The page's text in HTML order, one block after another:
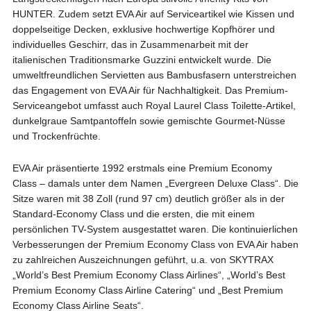
HUNTER. Zudem setzt EVA Air auf Serviceartikel wie Kissen und
doppelseitige Decken, exklusive hochwertige Kopfhörer und
individuelles Geschirr, das in Zusammenarbeit mit der
italienischen Traditionsmarke Guzzini entwickelt wurde. Die
umweltfreundlichen Servietten aus Bambusfasern unterstreichen
das Engagement von EVA Air für Nachhaltigkeit. Das Premium-
Serviceangebot umfasst auch Royal Laurel Class Toilette-Artikel,
dunkelgraue Samtpantoffeln sowie gemischte Gourmet-Nüsse
und Trockenfrüchte.
EVA Air präsentierte 1992 erstmals eine Premium Economy
Class – damals unter dem Namen „Evergreen Deluxe Class“. Die
Sitze waren mit 38 Zoll (rund 97 cm) deutlich größer als in der
Standard-Economy Class und die ersten, die mit einem
persönlichen TV-System ausgestattet waren. Die kontinuierlichen
Verbesserungen der Premium Economy Class von EVA Air haben
zu zahlreichen Auszeichnungen geführt, u.a. von SKYTRAX
„World’s Best Premium Economy Class Airlines“, „World’s Best
Premium Economy Class Airline Catering“ und „Best Premium
Economy Class Airline Seats“.